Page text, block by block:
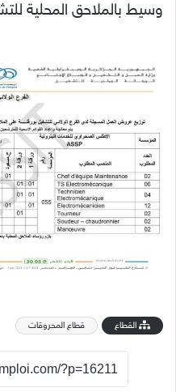
وسيط بالملاحق المحلية
القطاع قطاع المحروقات